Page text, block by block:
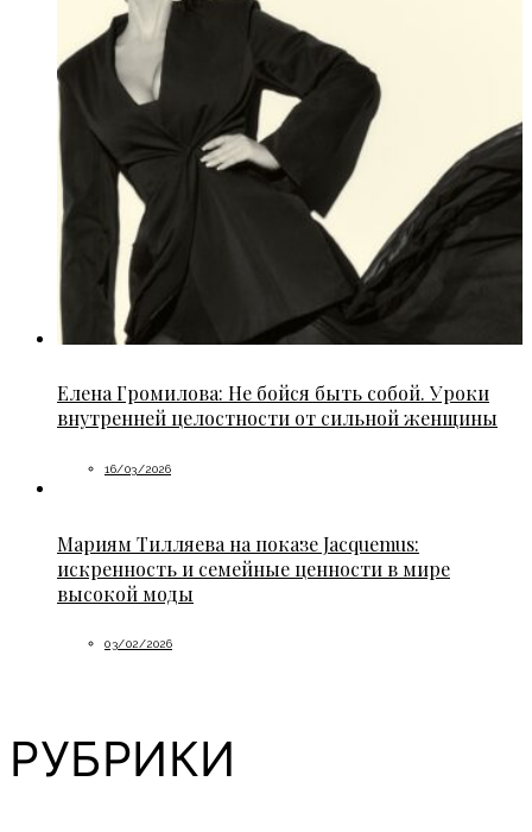
Елена Громилова: Не бойся быть собой. Уроки
внутренней целостности от сильной женщины
16/03/2026
Мариям Тилляева на показе Jacquemus:
искренность и семейные ценности в мире
высокой моды
03/02/2026
РУБРИКИ